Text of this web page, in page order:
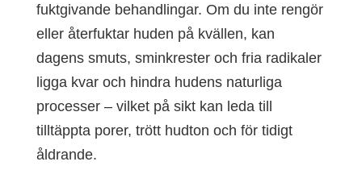
fuktgivande behandlingar. Om du inte rengör
eller återfuktar huden på kvällen, kan
dagens smuts, sminkrester och fria radikaler
ligga kvar och hindra hudens naturliga
processer – vilket på sikt kan leda till
tilltäppta porer, trött hudton och för tidigt
åldrande.